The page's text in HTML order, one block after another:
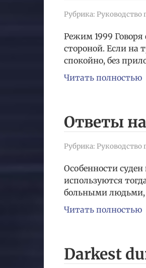
Рубрика: Руководство
Режим 1999
стороной. Если на
спокойно, без
Читать полностью
Ответы
Рубрика: Руководство
Особенности
используются
больными людьми,
Читать полностью
Darkest